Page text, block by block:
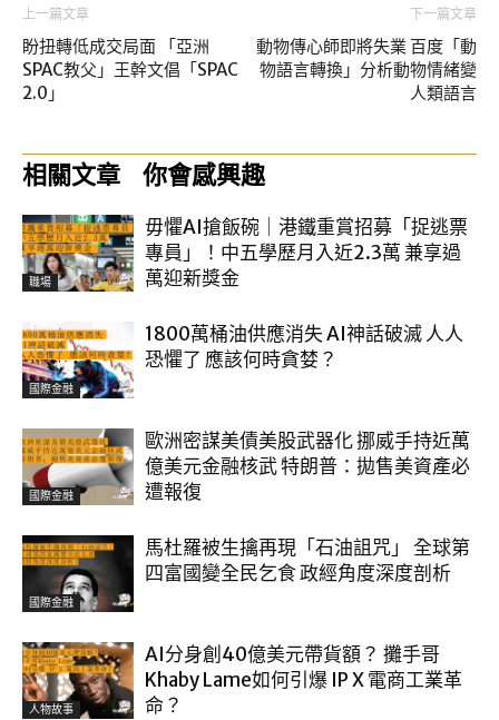
上一篇文章
盼扭轉低成交局面 「亞洲
SPAC教父」王幹文倡「SPAC
2.0」
下一篇文章
動物傳心師即將失業 百度「動
物語言轉換」分析動物情緒變
人類語言
相關文章 你會感興趣
職場
毋懼AI搶飯碗｜港鐵重賞招募「捉逃票
專員」！中五學歷月入近2.3萬 兼享過
萬迎新獎金
國際金融
1800萬桶油供應消失 AI神話破滅 人人
恐懼了 應該何時貪婪？
國際金融
歐洲密謀美債美股武器化 挪威手持近萬
億美元金融核武 特朗普：拋售美資產必
遭報復
國際金融
馬杜羅被生擒再現「石油詛咒」 全球第
四富國變全民乞食 政經角度深度剖析
人物故事
AI分身創40億美元帶貨額？ 攤手哥
Khaby Lame如何引爆 IP X 電商工業革
命？